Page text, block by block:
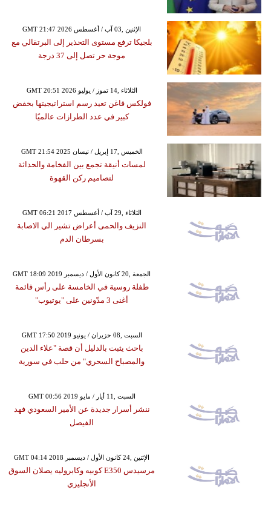
GMT 21:47 2026 الإثنين ,03 آب / أغسطس
بلجيكا ترفع مستوى التحذير إلى البرتقالي مع
موجة حر تصل إلى 37 درجة
GMT 20:51 2026 الثلاثاء ,14 تموز / يوليو
فولكس فاغن تعيد رسم استراتيجيتها بخفض
كبير في عدد الطرازات عالميًا
GMT 21:54 2025 الخميس ,17 إبريل / نيسان
لمسات أنيقة تجمع بين الفخامة والحداثة
لتصاميم ركن القهوة
GMT 06:21 2017 الثلاثاء ,29 آب / أغسطس
النزيف والحمى أعراض تشير الي الاصابة
بسرطان الدم
GMT 18:09 2019 الجمعة ,20 كانون الأول / ديسمبر
طفلة روسية في الخامسة على رأس قائمة
أغنى 3 مدّونين على "يوتيوب"
GMT 17:50 2019 السبت ,08 حزيران / يونيو
باحث يثبت بالدليل أن قصة "علاء الدين
والمصباح السحري" من حلب في سورية
GMT 00:56 2019 السبت ,11 أيار / مايو
ننشر أسرار جديدة عن الأمير السعودي فهد
الفيصل
GMT 04:14 2018 الإثنين ,24 كانون الأول / ديسمبر
مرسيدس E350 كوبيه وكابروليه يصلان السوق
الأنجليزي